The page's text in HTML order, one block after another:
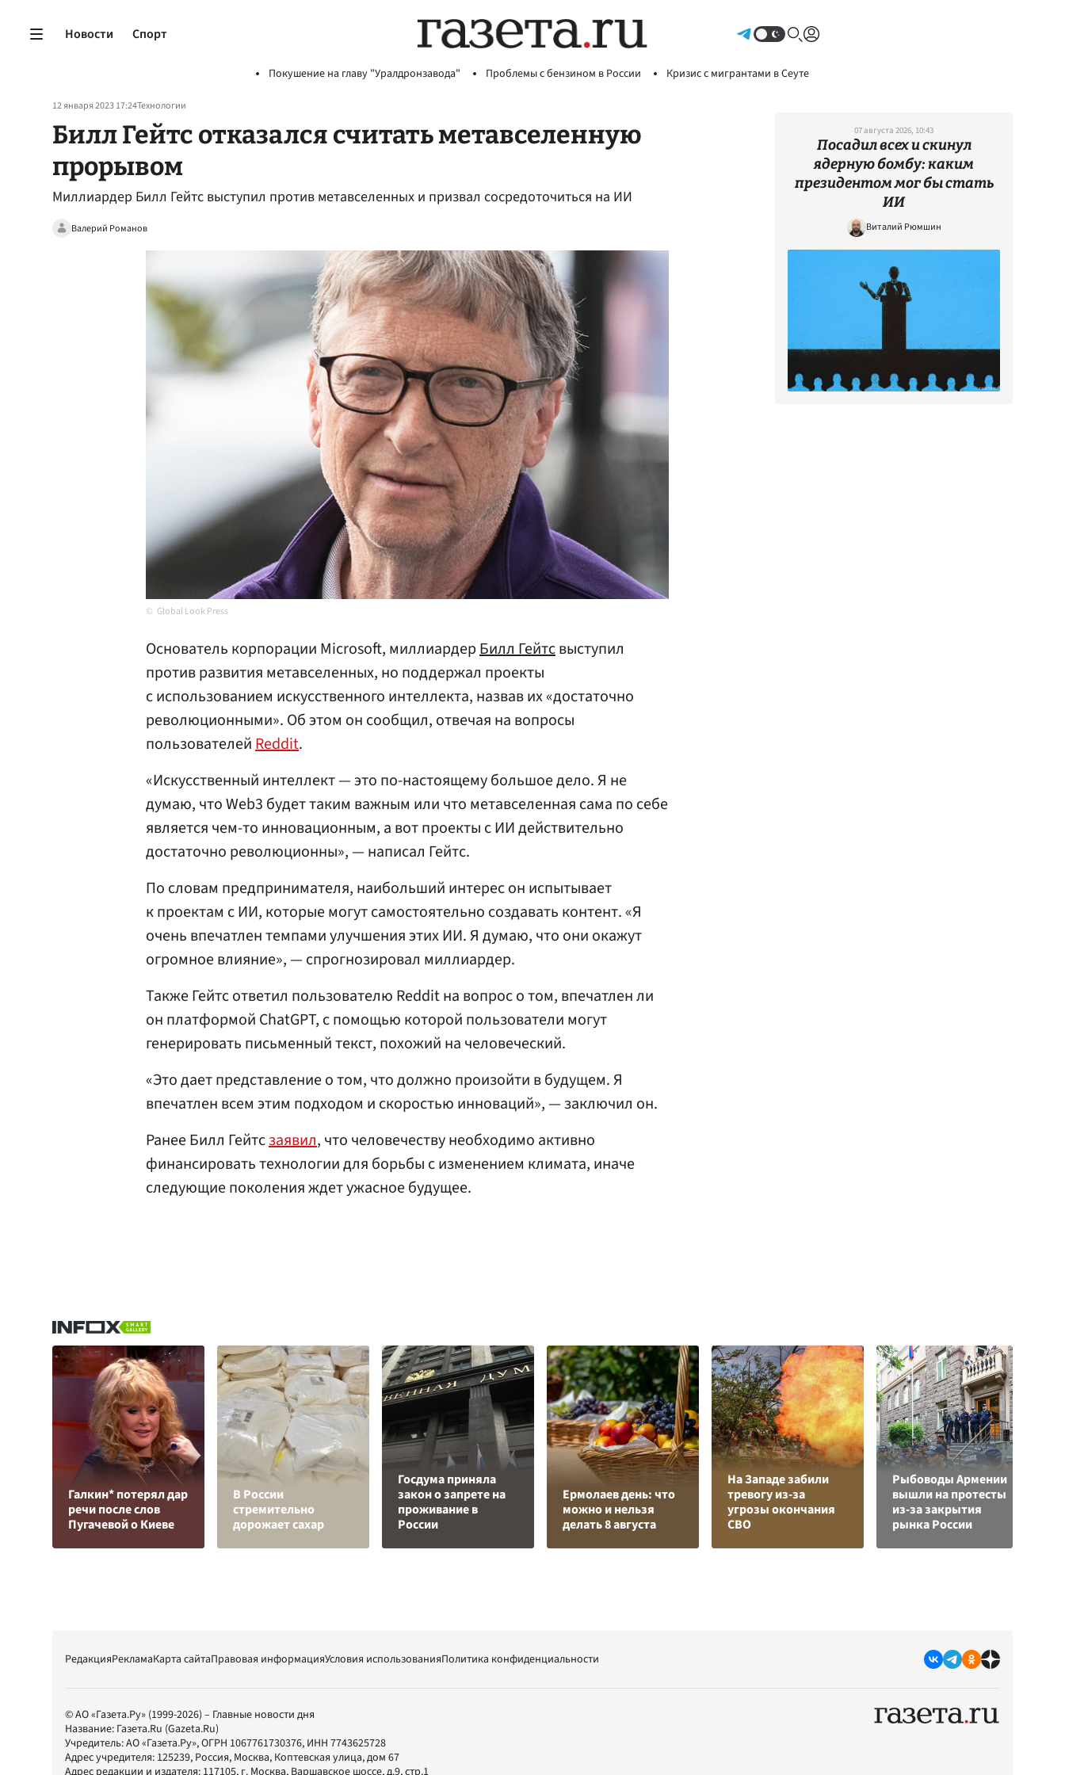
Новости Спорт
Покушение на главу "Уралдронзавода" Проблемы с бензином в России Кризис с мигрантами в Сеуте
12 января 2023 17:24Технологии
Билл Гейтс отказался считать метавселенную
прорывом
Миллиардер Билл Гейтс выступил против метавселенных и призвал сосредоточиться на ИИ
Валерий Романов
Global Look Press
Основатель корпорации Microsoft, миллиардерБилл Гейтсвыступил
против развития метавселенных, но поддержал проекты
с использованием искусственного интеллекта, назвав их «достаточно
революционными». Об этом он сообщил, отвечая на вопросы
пользователейReddit.
«Искусственный интеллект — это по-настоящему большое дело. Я не
думаю, что Web3 будет таким важным или что метавселенная сама по себе
является чем-то инновационным, а вот проекты с ИИ действительно
достаточно революционны», — написал Гейтс.
По словам предпринимателя, наибольший интерес он испытывает
к проектам с ИИ, которые могут самостоятельно создавать контент. «Я
очень впечатлен темпами улучшения этих ИИ. Я думаю, что они окажут
огромное влияние», — спрогнозировал миллиардер.
Также Гейтс ответил пользователю Reddit на вопрос о том, впечатлен ли
он платформой ChatGPT, с помощью которой пользователи могут
генерировать письменный текст, похожий на человеческий.
«Это дает представление о том, что должно произойти в будущем. Я
впечатлен всем этим подходом и скоростью инноваций», — заключил он.
Ранее Билл Гейтсзаявил, что человечеству необходимо активно
финансировать технологии для борьбы с изменением климата, иначе
следующие поколения ждет ужасное будущее.
07 августа 2026, 10:43
Посадил всех и скинул
ядерную бомбу: каким
президентом мог бы стать
ИИ
Виталий Рюмшин
Галкин* потерял дар
речи после слов
Пугачевой о Киеве
В России
стремительно
дорожает сахар
Госдума приняла
закон о запрете на
проживание в
России
Ермолаев день: что
можно и нельзя
делать 8 августа
На Западе забили
тревогу из-за
угрозы окончания
СВО
Рыбоводы Армении
вышли на протесты
из-за закрытия
рынка России
РедакцияРекламаКарта сайтаПравовая информацияУсловия использованияПолитика конфиденциальности
© АО «Газета.Ру» (1999-2026) – Главные новости дня
Название: Газета.Ru (Gazeta.Ru)
Учредитель:АО «Газета.Ру», ОГРН 1067761730376, ИНН 7743625728
Адрес учредителя: 125239, Россия, Москва, Коптевская улица, дом 67
Адрес редакции и издателя: 117105, г. Москва, Варшавское шоссе, д.9, стр.1